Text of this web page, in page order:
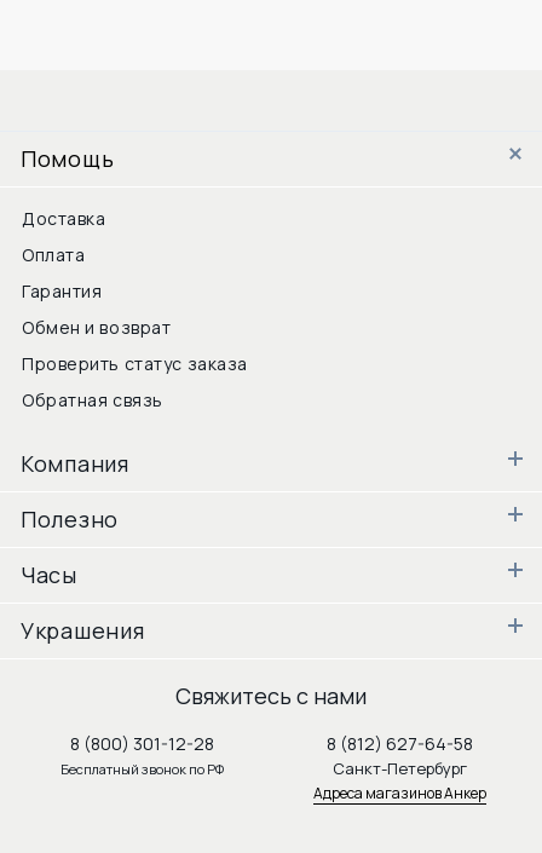
Помощь
Доставка
Оплата
Гарантия
Обмен и возврат
Проверить статус заказа
Обратная связь
Компания
Полезно
Часы
Украшения
Свяжитесь с нами
8 (800) 301-12-28
Бесплатный звонок по РФ
8 (812) 627-64-58
Санкт-Петербург
Адреса магазинов Анкер